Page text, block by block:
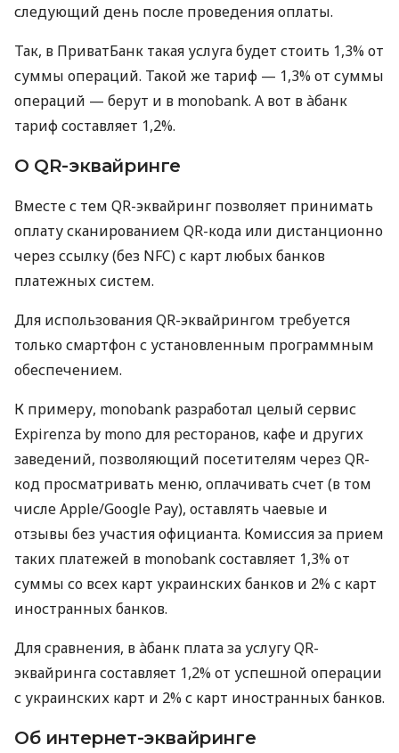
следующий день после проведения оплаты.
Так, в ПриватБанк такая услуга будет стоить 1,3% от
суммы операций. Такой же тариф — 1,3% от суммы
операций — берут и в monobank. А вот в àбанк
тариф составляет 1,2%.
О QR-эквайринге
Вместе с тем QR-эквайринг позволяет принимать
оплату сканированием QR-кода или дистанционно
через ссылку (без NFC) с карт любых банков
платежных систем.
Для использования QR-эквайрингом требуется
только смартфон с установленным программным
обеспечением.
К примеру, monobank разработал целый сервис
Expirenza by mono для ресторанов, кафе и других
заведений, позволяющий посетителям через QR-
код просматривать меню, оплачивать счет (в том
числе Apple/Google Pay), оставлять чаевые и
отзывы без участия официанта. Комиссия за прием
таких платежей в monobank составляет 1,3% от
суммы со всех карт украинских банков и 2% с карт
иностранных банков.
Для сравнения, в àбанк плата за услугу QR-
эквайринга составляет 1,2% от успешной операции
с украинских карт и 2% с карт иностранных банков.
Об интернет-эквайринге